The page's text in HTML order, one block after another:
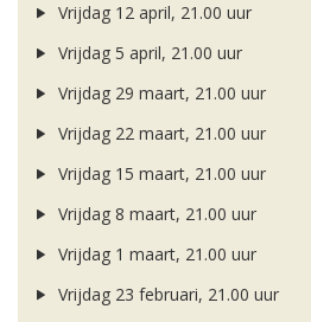
Vrijdag 12 april, 21.00 uur
Vrijdag 5 april, 21.00 uur
Vrijdag 29 maart, 21.00 uur
Vrijdag 22 maart, 21.00 uur
Vrijdag 15 maart, 21.00 uur
Vrijdag 8 maart, 21.00 uur
Vrijdag 1 maart, 21.00 uur
Vrijdag 23 februari, 21.00 uur